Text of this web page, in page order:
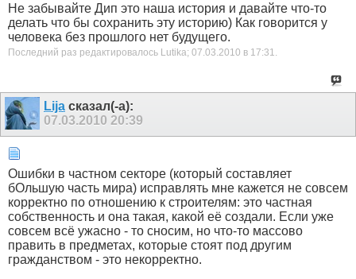
Не забывайте Дип это наша история и давайте что-то
делать что бы сохранить эту историю) Как говорится у
человека без прошлого нет будущего.
Последний раз редактировалось Lutika; 07.03.2010 в 17:31.
Lija сказал(-а):
07.03.2010 20:39
Ошибки в частном секторе (который составляет
бОльшую часть мира) исправлять мне кажется не совсем
корректно по отношению к строителям: это частная
собственность и она такая, какой её создали. Если уже
совсем всё ужасно - то сносим, но что-то массово
править в предметах, которые стоят под другим
гражданством - это некорректно.